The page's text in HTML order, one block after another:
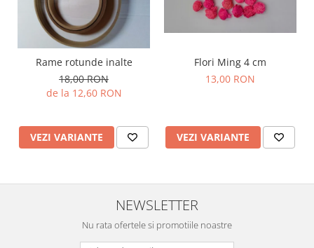
Rame rotunde inalte
18,00 RON
de la 12,60 RON
VEZI VARIANTE
Flori Ming 4 cm
13,00 RON
VEZI VARIANTE
NEWSLETTER
Nu rata ofertele si promotiile noastre